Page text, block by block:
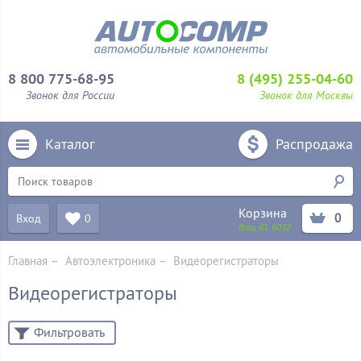
8 800 775-68-95
Звонок для России
8 (495) 255-04-60
Звонок для Москвы
Каталог Распродажа
Вход 0 Корзина
Ваш ID:6032
0
Главная – Автоэлектроника – Видеорегистраторы
Видеорегистраторы
Фильтровать